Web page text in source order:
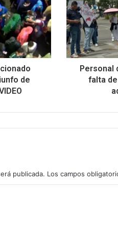
de
Personal
falta
publicada. Los campos